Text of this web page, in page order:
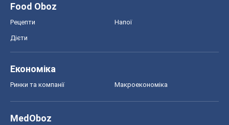
Food Oboz
Рецепти Напої
Дієти
Економіка
Ринки та компанії Макроекономіка
MedOboz